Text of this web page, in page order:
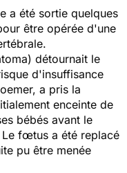
a été sortie quelques
être opérée d'une
détournait le
d'insuffisance
a pris la
enceinte de
bébés avant le
Le fœtus a été replacé
pu être menée